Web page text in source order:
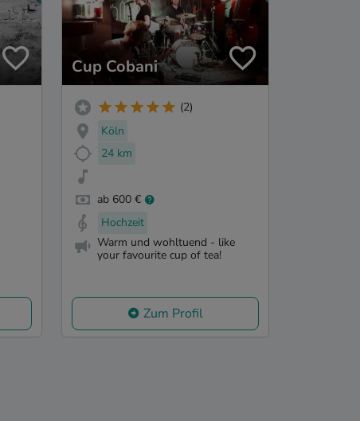
Cup Cobani
(2)
Köln
24 km
ab 600 €
Hochzeit
Warm und wohltuend - like
your favourite cup of tea!
Zum Profil